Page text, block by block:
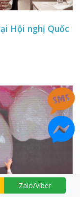
Hội nghị Quốc
Zalo/Viber